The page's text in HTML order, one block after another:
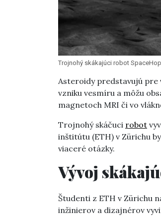
Trojnohý skákajúci robot
Asteroidy predstavujú pre
vzniku vesmíru a môžu
magnetoch MRI či vo
Trojnohý skáčuci robot
inštitútu (ETH) v Zürichu
viaceré otázky.
Vývoj
Študenti z ETH v Zürichu
inžinierov a dizajnérov